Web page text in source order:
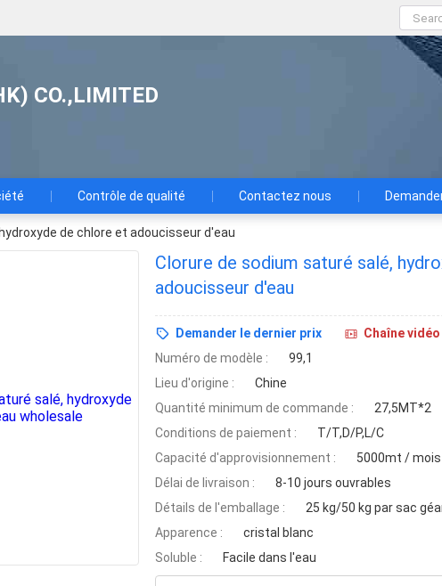
CO.,LIMITED
Contrôle de qualité Contactez nous
de chlore et adoucisseur d'eau
Clorure de sodium saturé salé,
adoucisseur d'eau
Demander le dernier prix
Chaîne vidéo
Numéro de modèle :
99,1
Lieu d'origine :
Chine
Quantité minimum de commande :
27,5MT*2
Conditions de paiement :
T/T,D/P,L/C
Capacité d'approvisionnement :
5000mt / mois
Délai de livraison :
8-10 jours ouvrables
Détails de l'emballage :
25 kg/50 kg par sac
Apparence :
cristal blanc
Soluble :
Facile dans l'eau